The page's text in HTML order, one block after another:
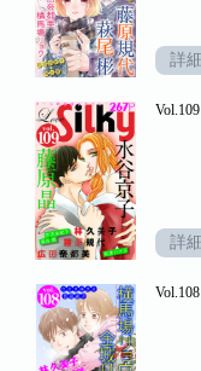
詳細
Vol.109
詳細
Vol.108